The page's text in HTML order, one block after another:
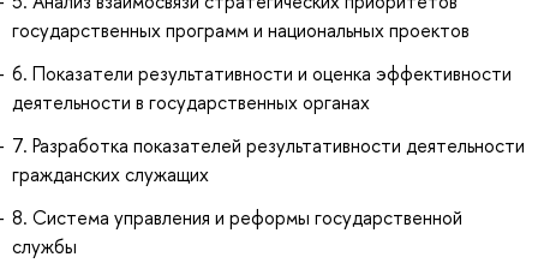
государственных программ и национальных проектов
6. Показатели результативности и оценка эффективности
деятельности в государственных органах
7. Разработка показателей результативности деятельности
гражданских служащих
8. Система управления и реформы государственной
службы